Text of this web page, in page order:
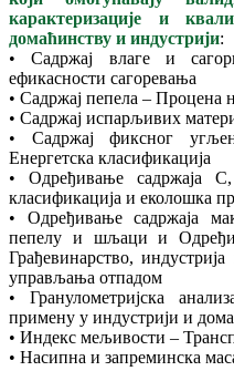
карактеризације и
домаћинству и индустрији:
• Садржај влаге и
ефикасности сагоревања
• Садржај пепела – Процена
• Садржај испарљивих
• Садржај фиксног
Енергетска класификација
• Одређивање садржаја
класификација и еколошка
• Одређивање садржаја
пепелу и шљаци и
Грађевинарство,
управљања отпадом
• Гранулометријска
примену у индустрији и
• Индекс мељивости –
• Насипна и запреминска